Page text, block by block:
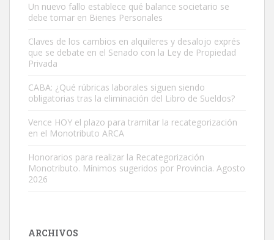
Un nuevo fallo establece qué balance societario se
debe tomar en Bienes Personales
Claves de los cambios en alquileres y desalojo exprés
que se debate en el Senado con la Ley de Propiedad
Privada
CABA: ¿Qué rúbricas laborales siguen siendo
obligatorias tras la eliminación del Libro de Sueldos?
Vence HOY el plazo para tramitar la recategorización
en el Monotributo ARCA
Honorarios para realizar la Recategorización
Monotributo. Mínimos sugeridos por Provincia. Agosto
2026
ARCHIVOS